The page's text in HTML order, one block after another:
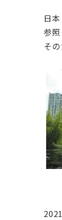
日
参
そ